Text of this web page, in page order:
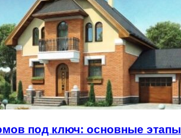
под ключ: основные этапы